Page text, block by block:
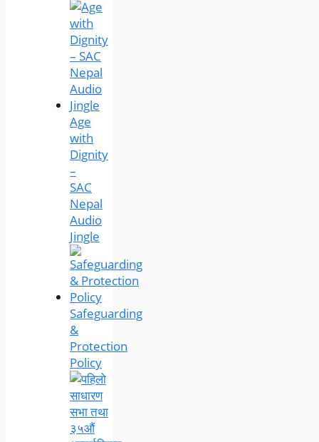
Age
with
Dignity
–
SAC
Nepal
Audio
Jingle
Safeguarding
&
Protection
Policy